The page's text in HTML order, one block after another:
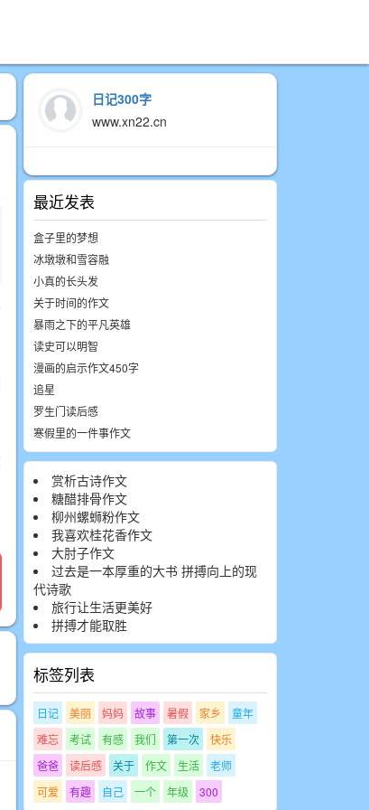
日记300字
www.xn22.cn
最近发表
盒子里的梦想
冰墩墩和雪容融
小真的长头发
关于时间的作文
暴雨之下的平凡英雄
读史可以明智
漫画的启示作文450字
追星
罗生门读后感
寒假里的一件事作文
赏析古诗作文
糖醋排骨作文
柳州螺蛳粉作文
我喜欢桂花香作文
大肘子作文
过去是一本厚重的大书 拼搏向上的现
代诗歌
旅行让生活更美好
拼搏才能取胜
标签列表
日记 美丽 妈妈 故事 暑假 家乡
童年
难忘
考试 有感 我们 第一次
快乐
爸爸
读后感 关于 作文 生活
老师
可爱
有趣 自己 一个 年级 300